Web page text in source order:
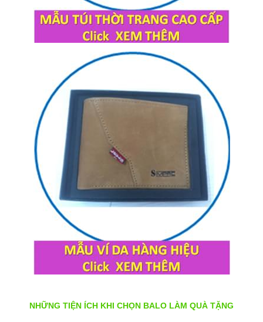
NHỮNG TIỆN ÍCH KHI CHỌN BALO LÀM QUÀ TẶNG